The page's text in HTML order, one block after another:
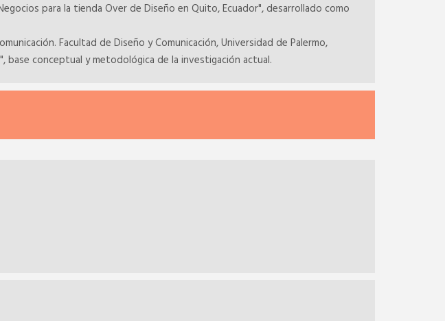
para la tienda Over de Diseño en Quito, Ecuador", desarrollado como
Facultad de Diseño y Comunicación, Universidad de Palermo,
base conceptual y metodológica de la investigación actual.